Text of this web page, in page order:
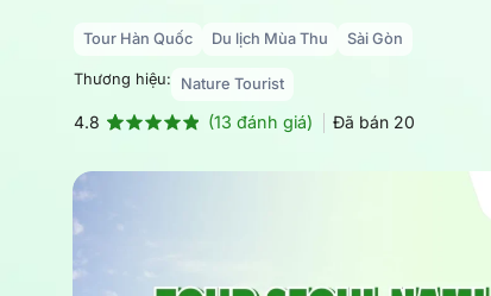
Tour Hàn Quốc Du lịch Mùa Thu Sài Gòn
Thương hiệu: Nature Tourist
4.8
dựa trên
(13 đánh giá) Đã bán 20